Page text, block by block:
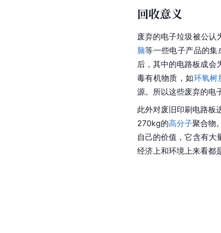
回收意义
废弃的电子垃圾被公认
脑等一些电子产品的集
后，其中的电路板成会
毒有机物质，如环氧树
源。所以这些废弃的电
此外对废旧印刷电路
270kg的高分子聚合物
自己的价值，它含有大
经济上和环境上来看都